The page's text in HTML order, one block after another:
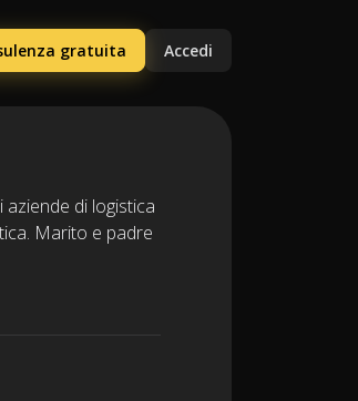
gratuita Accedi
aziende di logistica
Marito e padre